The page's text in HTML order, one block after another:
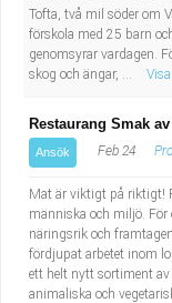
Tofta, två mil söder om
förskola med 25 barn
genomsyrar vardagen.
skog och ängar, ...
Restaurang Smak
Ansök Feb 24
Mat är viktigt på riktigt!
människa och miljö. För
näringsrik och
fördjupat arbetet inom
ett helt nytt sortiment av
animaliska och